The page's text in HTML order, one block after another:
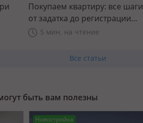
Покупаем квартиру: все шаги
от задатка до регистрации
прав5 мин. на чтение
Все статьи
быть вам полезны
Новостройка